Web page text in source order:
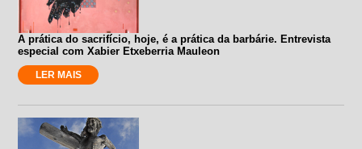
A prática do sacrifício, hoje, é a prática da barbárie. Entrevista
especial com Xabier Etxeberria Mauleon
LER MAIS